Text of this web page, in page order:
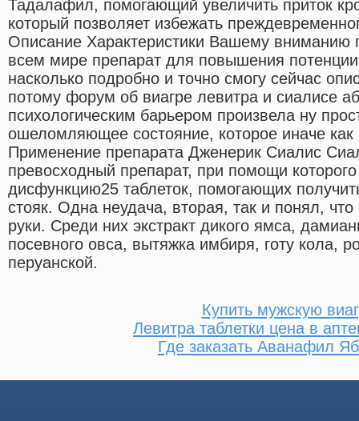
Тадалафил, помогающий увеличить приток
который позволяет избежать
Описание Характеристики Вашему вниманию
всем мире препарат для повышения
насколько подробно и точно смогу сейчас
потому форум об виагре левитра и сиалисе
психологическим барьером произвела ну
ошеломляющее состояние, которое иначе
Применение препарата Дженерик Сиалис
превосходный препарат, при помощи
дисфункцию25 таблеток, помогающих
стояк. Одна неудача, вторая, так и понял,
руки. Среди них экстракт дикого ямса,
посевного овса, вытяжка имбиря, готу кола,
перуанской.
Купить мужскую
Левитра таблетки цена в
Где заказать Аванафил